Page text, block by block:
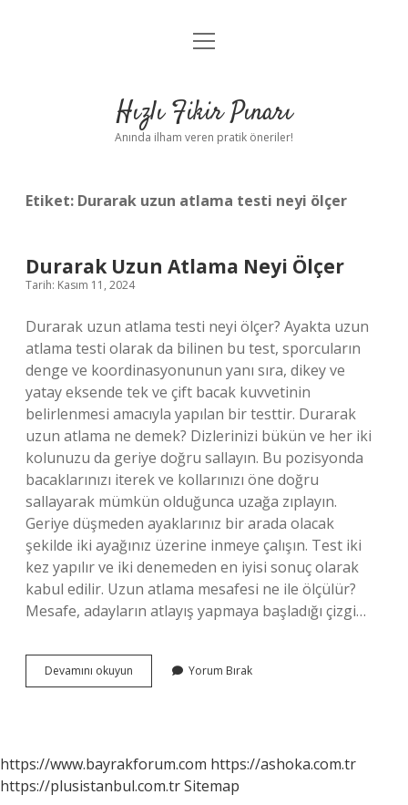
Anasayfa
Yasal Uyarı
menüyü
Hızlı Fikir Pınarı
Anında ilham veren pratik öneriler!
Etiket: Durarak uzun atlama testi neyi ölçer
Durarak Uzun Atlama Neyi Ölçer
Tarih: Kasım 11, 2024
Durarak uzun atlama testi neyi ölçer? Ayakta uzun
atlama testi olarak da bilinen bu test, sporcuların
denge ve koordinasyonunun yanı sıra, dikey ve
yatay eksende tek ve çift bacak kuvvetinin
belirlenmesi amacıyla yapılan bir testtir. Durarak
uzun atlama ne demek? Dizlerinizi bükün ve her iki
kolunuzu da geriye doğru sallayın. Bu pozisyonda
bacaklarınızı iterek ve kollarınızı öne doğru
sallayarak mümkün olduğunca uzağa zıplayın.
Geriye düşmeden ayaklarınız bir arada olacak
şekilde iki ayağınız üzerine inmeye çalışın. Test iki
kez yapılır ve iki denemeden en iyisi sonuç olarak
kabul edilir. Uzun atlama mesafesi ne ile ölçülür?
Mesafe, adayların atlayış yapmaya başladığı çizgi…
Devamını okuyun Durarak
Uzun
Yorum Bırak
https://www.bayrakforum.com https://ashoka.com.tr
https://plusistanbul.com.trSitemap